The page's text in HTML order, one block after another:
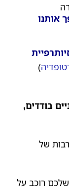
אותנו
)
בודדים,
של
רוכב על